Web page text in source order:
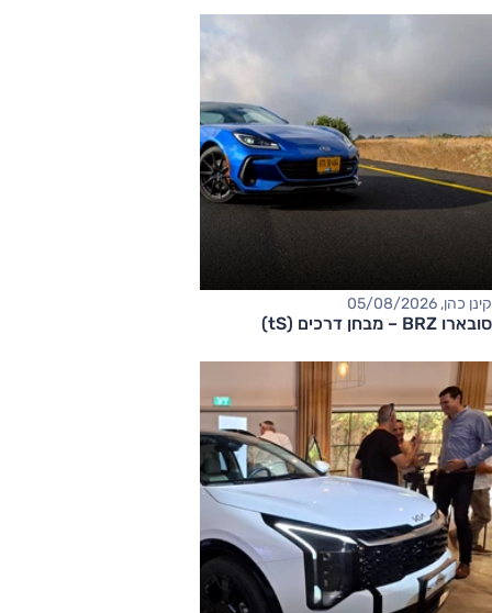
קינן כהן, 05/08/2026
סובארו BRZ – מבחן דרכים (tS)